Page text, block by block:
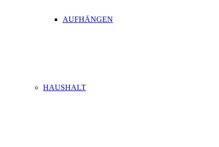
AUFHÄNGEN
HAUSHALT